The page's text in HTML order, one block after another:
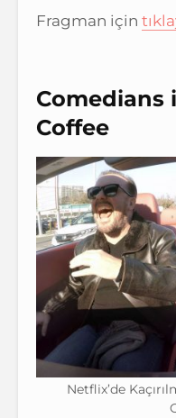
Fragman için
Comedians
Coffee
Netflix’de